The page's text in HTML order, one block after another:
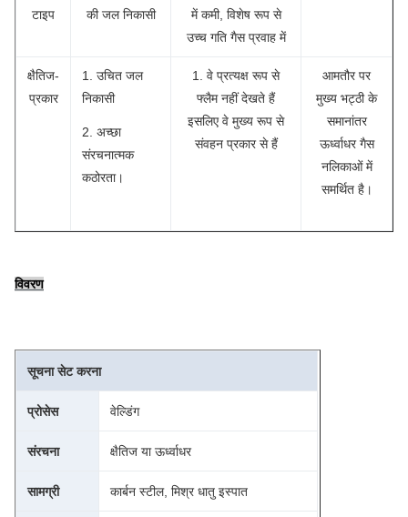
टाइप
की जल निकासी
में कमी, विशेष रूप से
उच्च गति गैस प्रवाह में
क्षैतिज-
प्रकार
1. उचित जल
निकासी
2. अच्छा
संरचनात्मक
कठोरता।
1. वे प्रत्यक्ष रूप से
फ्लैम नहीं देखते हैं
इसलिए वे मुख्य रूप से
संवहन प्रकार से हैं
आमतौर पर
मुख्य भट्ठी के
समानांतर
ऊर्ध्वाधर गैस
नलिकाओं में
समर्थित है।
विवरण
सूचना सेट करना
प्रोसेस वेल्डिंग
संरचना क्षैतिज या ऊर्ध्वाधर
सामग्री कार्बन स्टील, मिश्र धातु इस्पात